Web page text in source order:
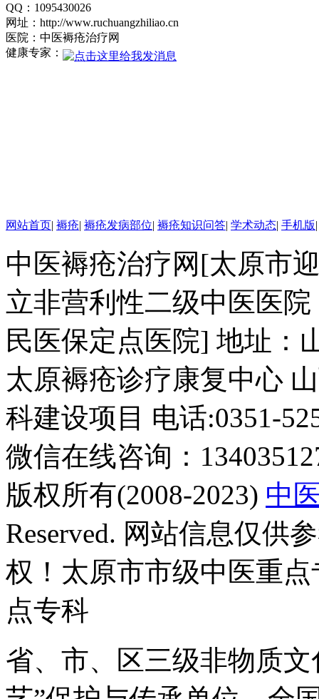
学科带头人：
赵建林，毕业于山
副主任医师，山西
医学会高压氧专业
委员，曾多次赴上
海长海医院、湖南
湘雅医院进修学
习。从事外科工作
多年，对褥疮清创
及窦道清除临床经
验丰富。.
QQ：1095430026
网址：http://www.ruchuangzhiliao.cn
医院：中医褥疮治疗网
健康专家：
网站首页| 褥疮| 褥疮发病部位| 褥疮知识问答| 学术动态| 手机版
中医褥疮治疗网[太原市
立非营利性二级中医医
民医保定点医院] 地址：
太原褥疮诊疗康复中心
科建设项目 电话:0351-
微信在线咨询：
版权所有(2008-2023) 中
Reserved. 网站信息仅供
权！太原市市级中医重
点专科
省、市、区三级非物质